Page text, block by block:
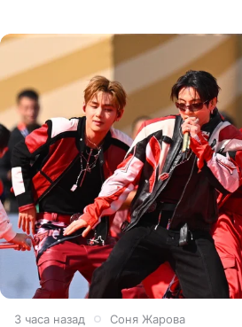
3 часа назад Соня Жарова